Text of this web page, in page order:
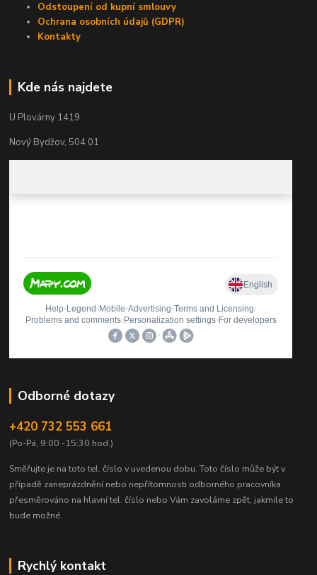
Odstoupení od kupní smlouvy
Ochrana osobních údajů (GDPR)
Kontakty
Kde nás najdete
U Plovárny 1419
Nový Bydžov, 504 01
Odborné dotazy
+420 732 553 661
(Po-Pá, 9:00 -15:30 hod.)
Směřujte je na toto tel. číslo v uvedenou dobu. Toto číslo může být v
případě zaneprázdnění nebo nepřítomnosti odborného pracovníka
přesměrováno na hlavní tel. číslo nebo Vám zavoláme zpět, jakmile to
bude možné.
Rychlý kontakt